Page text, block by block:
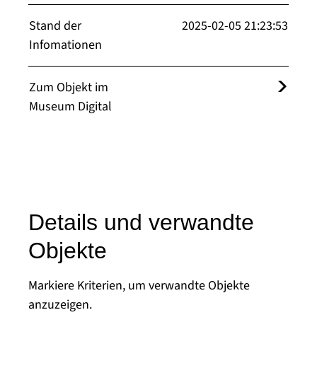
Stand der
Infomationen
2025-02-05 21:23:53
Zum Objekt im
Museum Digital
Details und verwandte
Objekte
Markiere Kriterien, um verwandte Objekte
anzuzeigen.